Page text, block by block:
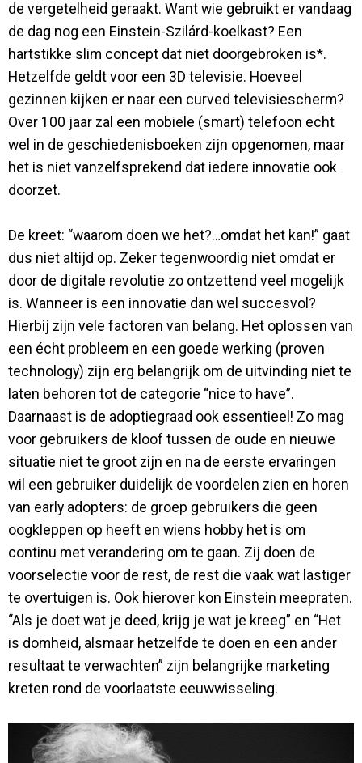
de vergetelheid geraakt. Want wie gebruikt er vandaag
de dag nog een Einstein-Szilárd-koelkast? Een
hartstikke slim concept dat niet doorgebroken is*.
Hetzelfde geldt voor een 3D televisie. Hoeveel
gezinnen kijken er naar een curved televisiescherm?
Over 100 jaar zal een mobiele (smart) telefoon echt
wel in de geschiedenisboeken zijn opgenomen, maar
het is niet vanzelfsprekend dat iedere innovatie ook
doorzet.
De kreet: “waarom doen we het?…omdat het kan!” gaat
dus niet altijd op. Zeker tegenwoordig niet omdat er
door de digitale revolutie zo ontzettend veel mogelijk
is. Wanneer is een innovatie dan wel succesvol?
Hierbij zijn vele factoren van belang. Het oplossen van
een écht probleem en een goede werking (proven
technology) zijn erg belangrijk om de uitvinding niet te
laten behoren tot de categorie “nice to have”.
Daarnaast is de adoptiegraad ook essentieel! Zo mag
voor gebruikers de kloof tussen de oude en nieuwe
situatie niet te groot zijn en na de eerste ervaringen
wil een gebruiker duidelijk de voordelen zien en horen
van early adopters: de groep gebruikers die geen
oogkleppen op heeft en wiens hobby het is om
continu met verandering om te gaan. Zij doen de
voorselectie voor de rest, de rest die vaak wat lastiger
te overtuigen is. Ook hierover kon Einstein meepraten.
“Als je doet wat je deed, krijg je wat je kreeg” en “Het
is domheid, alsmaar hetzelfde te doen en een ander
resultaat te verwachten” zijn belangrijke marketing
kreten rond de voorlaatste eeuwwisseling.